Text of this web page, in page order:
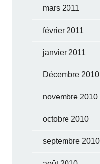
mars 2011
février 2011
janvier 2011
Décembre 2010
novembre 2010
octobre 2010
septembre 2010